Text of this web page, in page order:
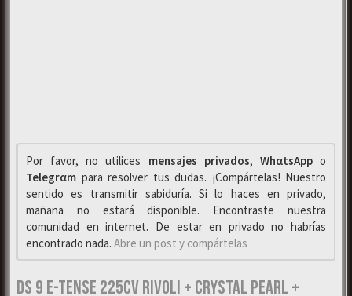
Por favor, no utilices mensajes privados, WhαtsAppo
Telegrαm para resolver tus dudas. ¡Compártelas! Nuestro
sentido es transmitir sabiduría. Si lo haces en privado,
mañana no estará disponible. Encontraste nuestra
comunidad en internet. De estar en privado no habrías
encontrado nada. Abre un post y compártelas
DS 9 E-TENSE 225CV RIVOLI + CRYSTAL PEARL +